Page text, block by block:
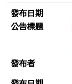
發布日期
公告標題
發布者